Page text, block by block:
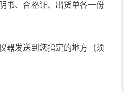
书、合格证、出货单各一份
器发送到您指定的地方（须